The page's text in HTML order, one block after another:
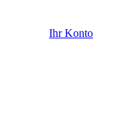
Ihr Konto